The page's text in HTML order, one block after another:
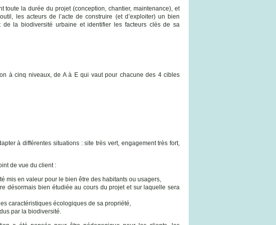
toute la durée du projet (conception, chantier, maintenance), et
les acteurs de l’acte de construire (et d’exploiter) un bien
la biodiversité urbaine et identifier les facteurs clés de sa
à cinq niveaux, de A à E qui vaut pour chacune des 4 cibles
à différentes situations : site très vert, engagement très fort,
de vue du client :
mis en valeur pour le bien être des habitants ou usagers,
désormais bien étudiée au cours du projet et sur laquelle sera
caractéristiques écologiques de sa propriété,
par la biodiversité.